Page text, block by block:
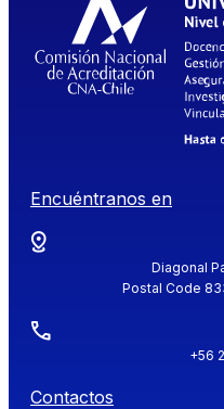
Encuéntranos en
Diagonal
Postal Code
+56
Contactos